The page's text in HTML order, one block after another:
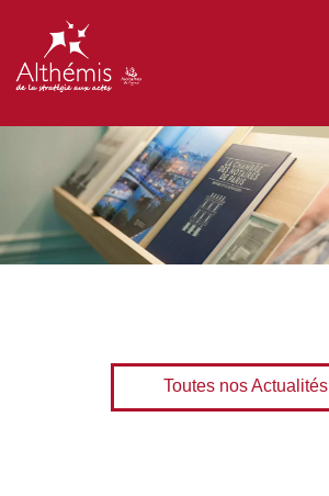
Toutes nos Actualités